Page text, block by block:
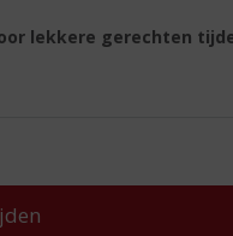
lekkere gerechten